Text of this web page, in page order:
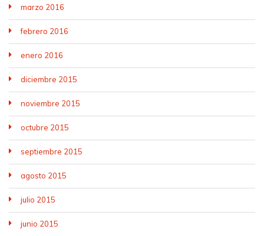
marzo 2016
febrero 2016
enero 2016
diciembre 2015
noviembre 2015
octubre 2015
septiembre 2015
agosto 2015
julio 2015
junio 2015